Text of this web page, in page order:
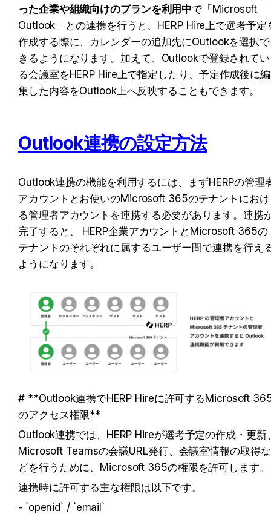
った企業や組織向けのプランを利用中で「Microsoft
Outlook」との連携を行うと、HERP Hire上で選考予定
作成する際に、カレンダーの追加先にOutlookを選択で
きるようになります。加えて、Outlookで登録されてい
る会議室をHERP Hire上で指定したり、予定作成後に編
集した内容をOutlook上へ反映することもできます。
Outlook連携の設定方法
Outlook連携の機能を利用するには、まずHERPの管理
アカウントとお使いのMicrosoft 365のテナントにおけ
る管理者アカウントを連携する必要があります。連携
完了すると、 HERP企業アカウントとMicrosoft 365の
テナントのそれぞれに属するユーザー間で連携を行え
ようになります。
# **Outlook連携でHERP Hireに許可するMicrosoft
のアクセス権限**
Outlook連携では、HERP Hireが選考予定の作成・更新
Microsoft Teamsの会議URL発行、会議室情報の取得な
どを行うために、Microsoft 365の権限を許可します。
連携時に許可する主な権限は以下です。
- `openid` / `email`